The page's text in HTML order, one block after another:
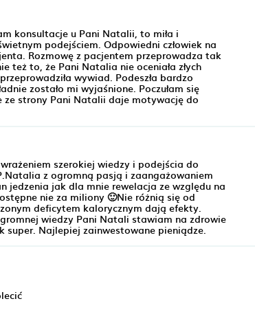
konsultacje u Pani Natalii, to miła i
podejściem. Odpowiedni człowiek na
Rozmowę z pacjentem przeprowadza tak
też to, że Pani Natalia nie oceniała złych
wywiad. Podeszła bardzo
zostało mi wyjaśnione. Poczułam się
ze strony Pani Natalii daje motywację do
szerokiej wiedzy i podejścia do
z ogromną pasją i zaangażowaniem
jedzenia jak dla mnie rewelacja ze względu na
nie za miliony 🙂Nie różnią się od
deficytem kalorycznym dają efekty.
wiedzy Pani Natali stawiam na zdrowie
Najlepiej zainwestowane pieniądze.